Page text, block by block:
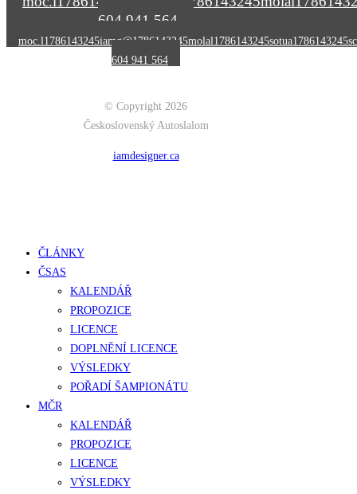
604 941 564
moc.l1786143245iamg@1786143245molal1786143245sotua1786143245sc
604 941 564
© Copyright 2026
Československý Autoslalom
iamdesigner.ca
Close
Menu
ČLÁNKY
ČSAS
KALENDÁŘ
PROPOZICE
LICENCE
DOPLNĚNÍ LICENCE
VÝSLEDKY
POŘADÍ ŠAMPIONÁTU
MČR
KALENDÁŘ
PROPOZICE
LICENCE
VÝSLEDKY